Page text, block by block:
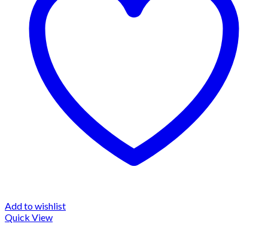
Add to wishlist
Quick View